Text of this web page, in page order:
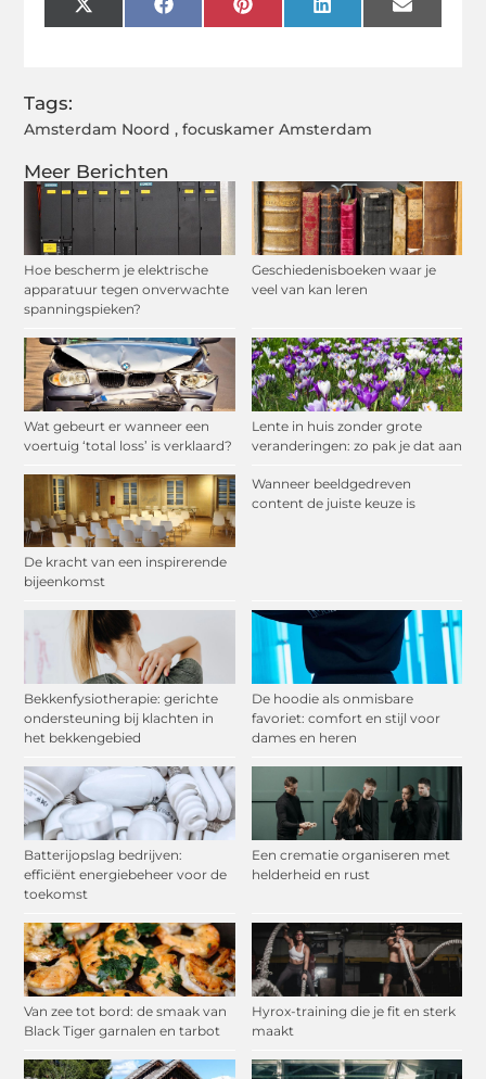
Meer Berichten
Hoe bescherm je elektrische
apparatuur tegen onverwachte
spanningspieken?
Geschiedenisboeken waar je
veel van kan leren
Wat gebeurt er wanneer een
voertuig ‘total loss’ is verklaard?
Lente in huis zonder grote
veranderingen: zo pak je dat aan
De kracht van een inspirerende
bijeenkomst
Wanneer beeldgedreven
content de juiste keuze is
Bekkenfysiotherapie: gerichte
ondersteuning bij klachten in
het bekkengebied
De hoodie als onmisbare
favoriet: comfort en stijl voor
dames en heren
Batterijopslag bedrijven:
efficiënt energiebeheer voor de
toekomst
Een crematie organiseren met
helderheid en rust
Van zee tot bord: de smaak van
Black Tiger garnalen en tarbot
Hyrox-training die je fit en sterk
maakt
X
(Twitter)
FacebookPinterestLinkedInEmail
Tags:
Amsterdam Noord ,focuskamer Amsterdam